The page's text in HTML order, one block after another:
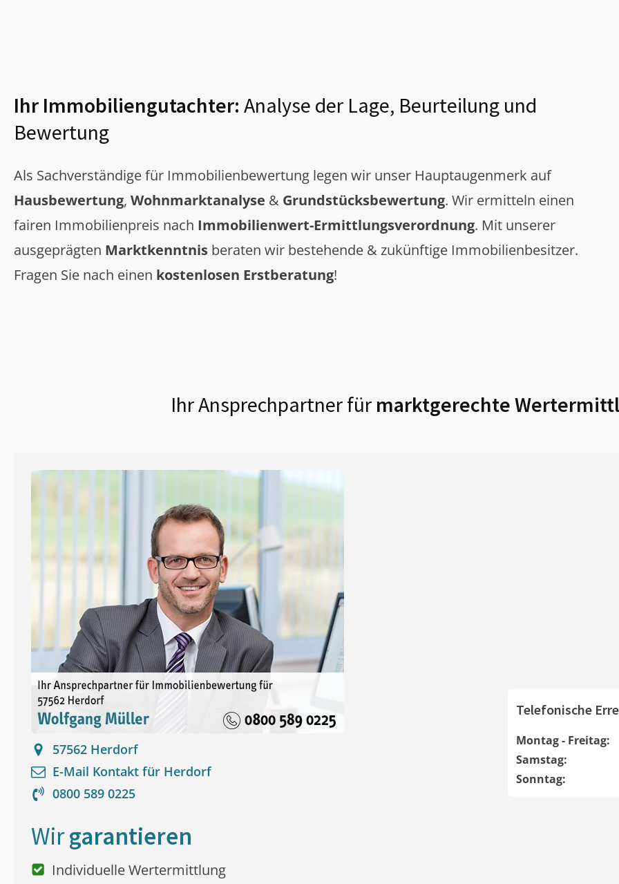
Ihr Immobiliengutachter: Analyse der Lage, Beurteilung und
Bewertung
Als Sachverständige für Immobilienbewertung legen wir unser Hauptaugenmerk auf
Hausbewertung, Wohnmarktanalyse & Grundstücksbewertung. Wir ermitteln einen
fairen Immobilienpreis nach Immobilienwert-Ermittlungsverordnung. Mit unserer
ausgeprägten Marktkenntnis beraten wir bestehende & zukünftige Immobilienbesitzer.
Fragen Sie nach einen kostenlosen Erstberatung!
Ihr Ansprechpartner für marktgerechte
57562 Herdorf
E-Mail Kontakt für Herdorf
0800 589 0225
Telefonische
Montag - Freitag:
Samstag:
Sonntag:
Wirgarantieren
Individuelle Wertermittlung